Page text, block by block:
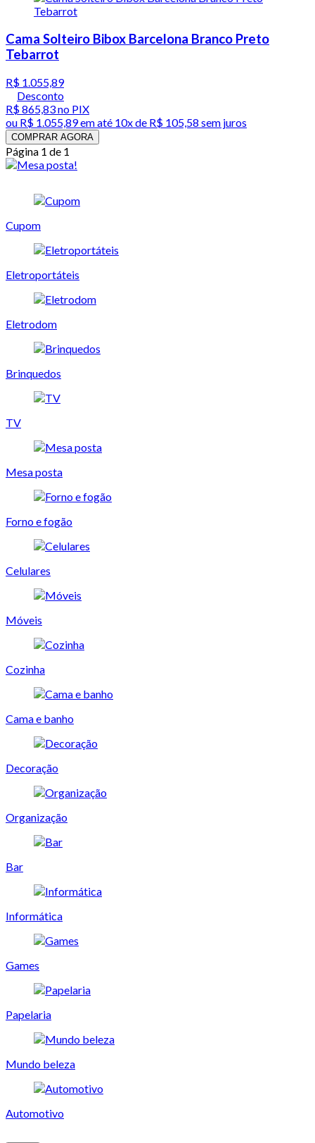
Cama Solteiro Bibox Barcelona Branco Preto
Tebarrot
R$ 1.055,89
Desconto
R$ 865,83no PIX
ou R$ 1.055,89em até 10x de R$ 105,58 sem juros
COMPRAR AGORA
Página 1 de 1
Cupom
Eletroportáteis
Eletrodom
Brinquedos
TV
Mesa posta
Forno e fogão
Celulares
Móveis
Cozinha
Cama e banho
Decoração
Organização
Bar
Informática
Games
Papelaria
Mundo beleza
Automotivo